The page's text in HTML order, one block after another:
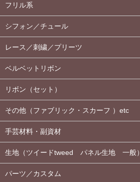
フリル系
シフォン／チュール
レース／刺繍／プリーツ
ベルベットリボン
リボン（セット）
その他（ファブリック・スカーフ ）etc
手芸材料・副資材
生地（ツイードtweed パネル生地 一般）
パーツ／カスタム